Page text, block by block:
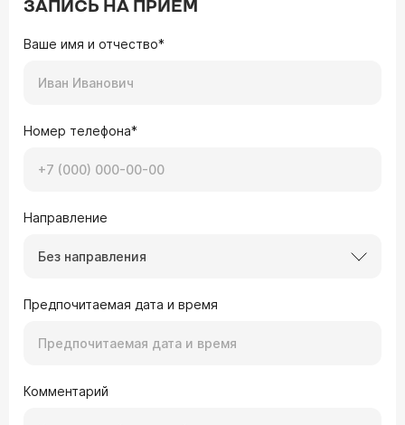
ЗАПИСЬ НА ПРИЕМ
Ваше имя и отчество*
Номер телефона*
Направление
Без направления
Предпочитаемая дата и время
Комментарий